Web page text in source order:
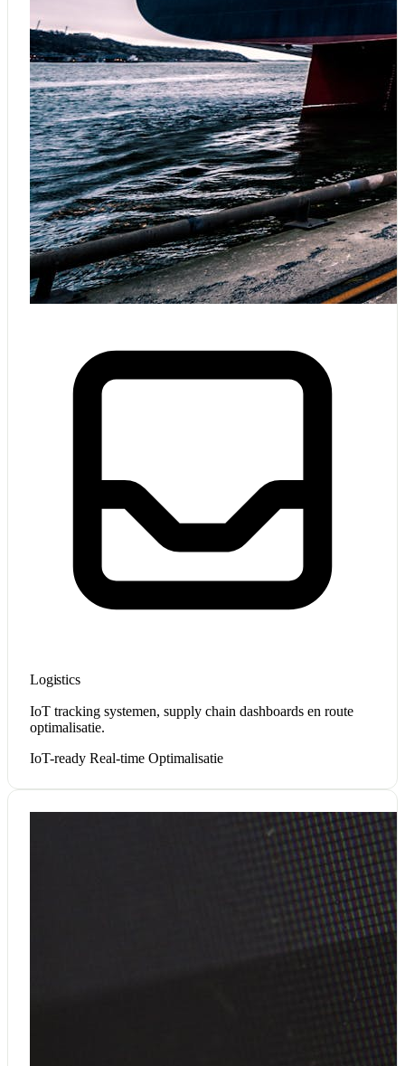
Logistics
IoT tracking systemen, supply chain dashboards en route
optimalisatie.
IoT-ready Real-time Optimalisatie